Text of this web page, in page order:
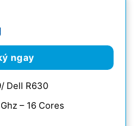
ngay
Dell R630
– 16 Cores